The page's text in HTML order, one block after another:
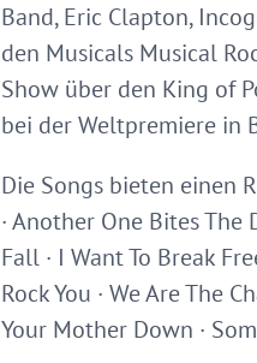
Band, Eric Clapton,
den Musicals Musical
Show über den King of
bei der Weltpremiere in
Die Songs bieten einen
· Another One Bites The
Fall · I Want To Break
Rock You · We Are The
Your Mother Down ·